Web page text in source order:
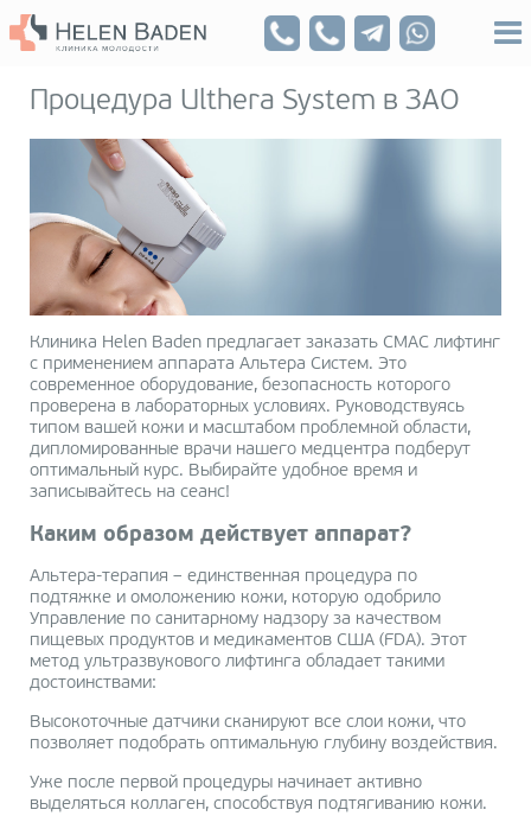
Процедура Ulthera System в ЗАО
Клиника Helen Baden предлагает заказать СМАС лифтинг
с применением аппарата Альтера Систем. Это
современное оборудование, безопасность которого
проверена в лабораторных условиях. Руководствуясь
типом вашей кожи и масштабом проблемной области,
дипломированные врачи нашего медцентра подберут
оптимальный курс. Выбирайте удобное время и
записывайтесь на сеанс!
Каким образом действует аппарат?
Альтера-терапия – единственная процедура по
подтяжке и омоложению кожи, которую одобрило
Управление по санитарному надзору за качеством
пищевых продуктов и медикаментов США (FDA). Этот
метод ультразвукового лифтинга обладает такими
достоинствами:
Высокоточные датчики сканируют все слои кожи, что
позволяет подобрать оптимальную глубину воздействия.
Уже после первой процедуры начинает активно
выделяться коллаген, способствуя подтягиванию кожи.